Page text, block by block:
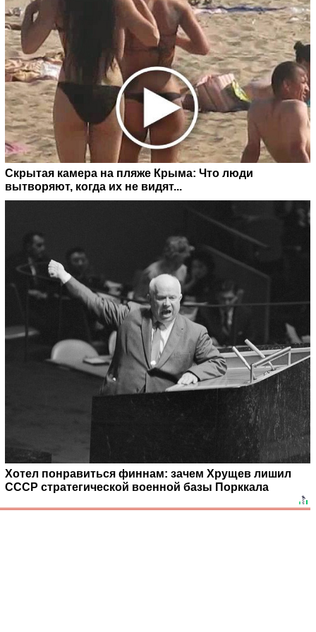
Скрытая камера на пляже Крыма: Что люди
вытворяют, когда их не видят...
Хотел понравиться финнам: зачем Хрущев лишил
СССР стратегической военной базы Порккала